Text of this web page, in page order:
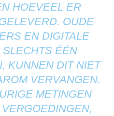
HOEVEEL ER
OUDE
EN DIGITALE
ÉÉN
KUNNEN DIT NIET
VERVANGEN.
METINGEN